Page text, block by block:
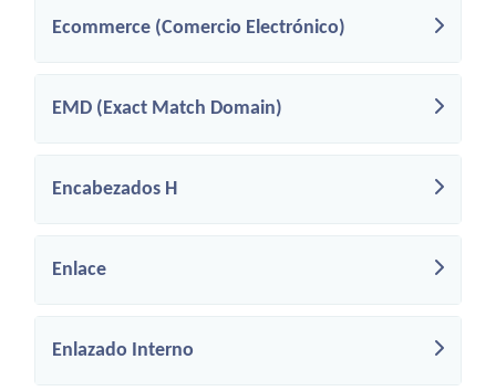
Ecommerce (Comercio Electrónico)
EMD (Exact Match Domain)
Encabezados H
Enlace
Enlazado Interno